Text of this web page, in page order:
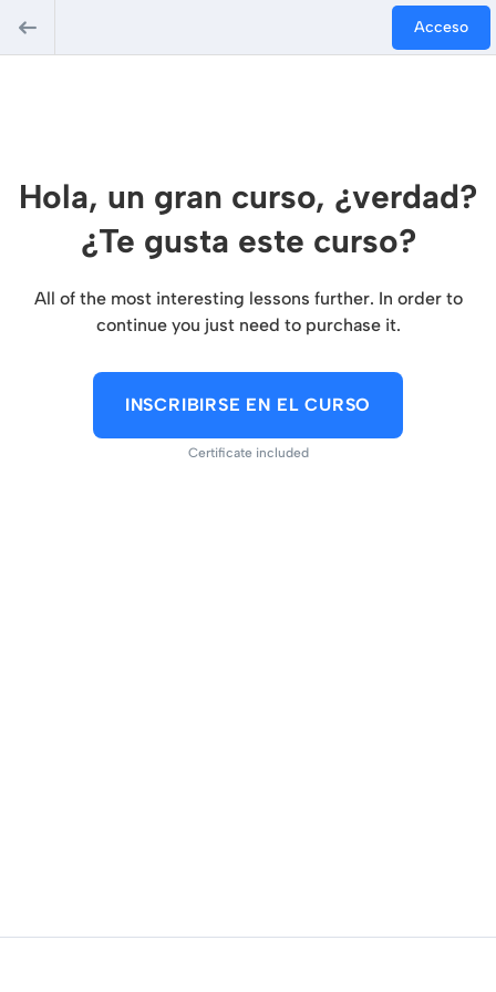
Acceso
Hola, un gran curso, ¿verdad?
¿Te gusta este curso?
All of the most interesting lessons further. In order to
continue you just need to purchase it.
INSCRIBIRSE EN EL CURSO
Certificate included